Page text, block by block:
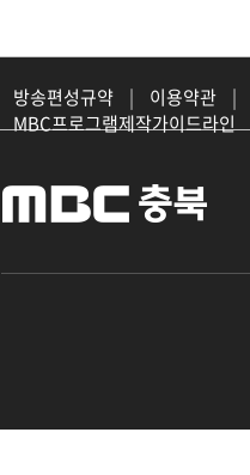
방송편성규약 | 이용약관 |
MBC프로그램제작가이드라인